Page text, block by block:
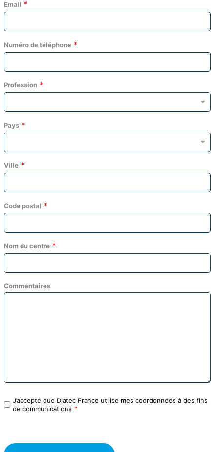
Email
Numéro de téléphone
Profession
Pays
Ville
Code postal
Nom du centre
Commentaires
J’accepte que Diatec France utilise mes coordonnées à des fins
de communications